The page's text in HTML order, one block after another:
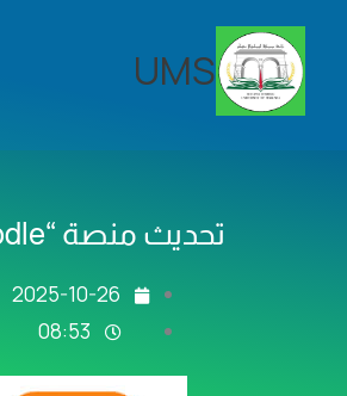
المحتوى
UMS
تحديث منصة “Moodle”
2025-10-26
08:53